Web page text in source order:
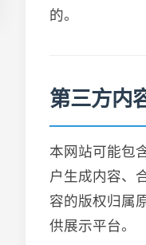
的。
第三方内
本网站可能包
户生成内容、
容的版权归属
供展示平台。